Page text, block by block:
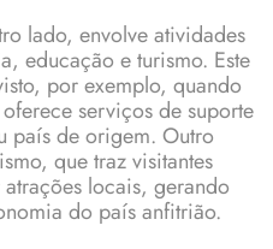
lado, envolve atividades
educação e turismo. Este
por exemplo, quando
serviços de suporte
país de origem. Outro
que traz visitantes
locais, gerando
do país anfitrião.